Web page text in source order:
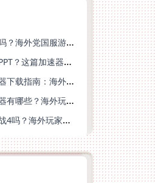
在英国打一梦江湖卡吗？海外党国服游戏不卡顿的终极解法
海外党打枪神纪卡成PPT？这篇加速器选择指南帮你丝滑上分
美国打我的起源加速器下载指南：海外玩国服游戏不再卡的终极方案
江南百景图国外加速器有哪些？海外玩家亲测好用的选择与避坑指南
去国外能打王国保卫战4吗？海外玩家国服游戏加速全攻略（附公主连结幻想江湖实测）